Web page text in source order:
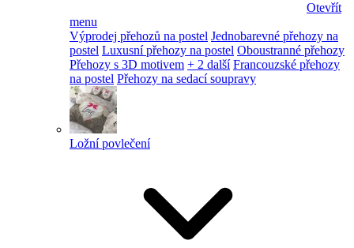
Otevřít
menu
Výprodej přehozů na postel Jednobarevné přehozy na
postel Luxusní přehozy na postel Oboustranné přehozy
Přehozy s 3D motivem + 2 další Francouzské přehozy
na postel Přehozy na sedací soupravy
Ložní povlečení